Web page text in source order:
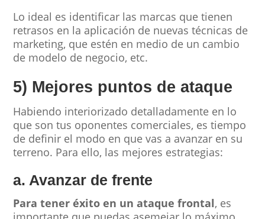
Lo ideal es identificar las marcas que tienen
retrasos en la aplicación de nuevas técnicas de
marketing, que estén en medio de un cambio
de modelo de negocio, etc.
5) Mejores puntos de ataque
Habiendo interiorizado detalladamente en lo
que son tus oponentes comerciales, es tiempo
de definir el modo en que vas a avanzar en su
terreno. Para ello, las mejores estrategias:
a. Avanzar de frente
Para tener éxito en un ataque frontal, es